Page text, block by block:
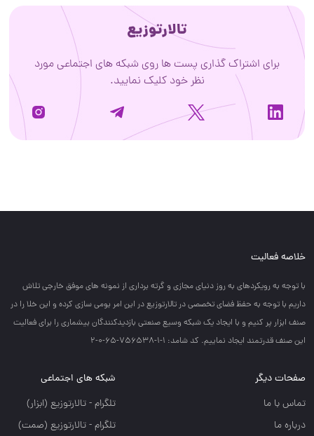
تالارتوزیع
برای اشتراک گذاری پست ها روی شبکه های اجتماعی مورد
نظر خود کلیک نمایید.
خلاصه فعالیت
با توجه به رويكردهاي به روز دنياي مجازي و گرته برداري از نمونه هاي موفق خارجي تلاش
داريم با توجه به حفظ فضاي تخصصي در تالارتوزيع در اين امر بومي سازي كرده و اين خلا را در
صنف ابزار پر كنيم و با ايجاد يك شبكه وسيع صنعتي بازديدكنندگان بيشماري را براي فعاليت
اين صنف قدرتمند ايجاد نماييم. کد شامد: 1-1-756538-65-0-2
صفحات دیگر
تماس با ما
درباره ما
شبکه های اجتماعی
تلگرام - تالارتوزيع (ابزار)
تلگرام - تالارتوزيع (صمت)